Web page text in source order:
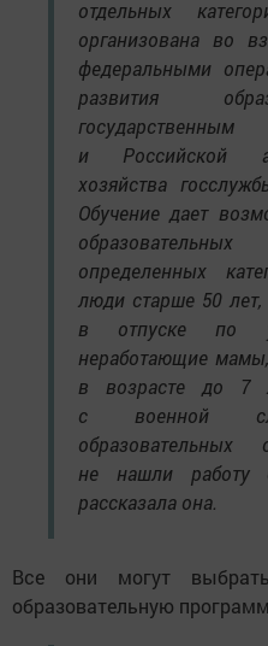
отдельных
организована во
федеральными
развития
и Российской
хозяйства
Обучение дает
определенных
люди старше 50
в отпуске по
неработающие
в возрасте до 7
с военной
образовательных
не нашли работу
рассказала она.
Все они могут
образовательную